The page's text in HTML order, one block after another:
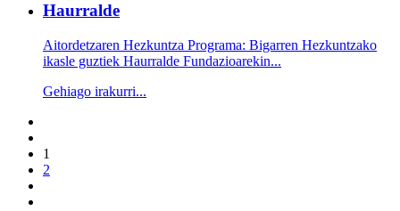
Haurralde
Aitordetzaren Hezkuntza Programa: Bigarren Hezkuntzako
ikasle guztiek Haurralde Fundazioarekin...
Gehiago irakurri...
1
2